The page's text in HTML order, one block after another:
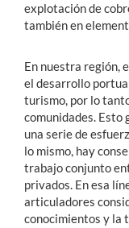
explotación de
también en
En nuestra región,
el desarrollo
turismo, por lo
comunidades. Esto
una serie de
lo mismo, hay
trabajo conjunto
privados. En esa
articuladores
conocimientos y la